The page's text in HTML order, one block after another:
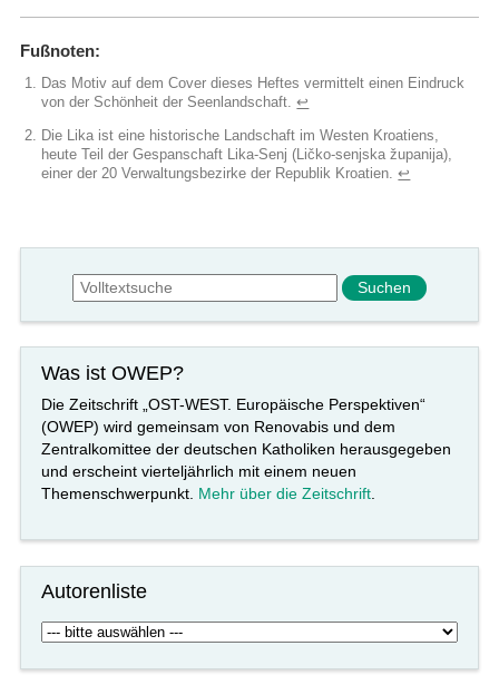
Fußnoten:
Das Motiv auf dem Cover dieses Heftes vermittelt einen Eindruck
von der Schönheit der Seenlandschaft.↩︎
Die Lika ist eine historische Landschaft im Westen Kroatiens,
heute Teil der Gespanschaft Lika-Senj (Ličko-senjska županija),
einer der 20 Verwaltungsbezirke der Republik Kroatien.↩︎
Suchformular
Suche
Was ist OWEP?
Die Zeitschrift „OST-WEST. Europäische Perspektiven“
(OWEP) wird gemeinsam von Renovabis und dem
Zentralkomittee der deutschen Katholiken herausgegeben
und erscheint vierteljährlich mit einem neuen
Themenschwerpunkt. Mehr über die Zeitschrift.
Autorenliste